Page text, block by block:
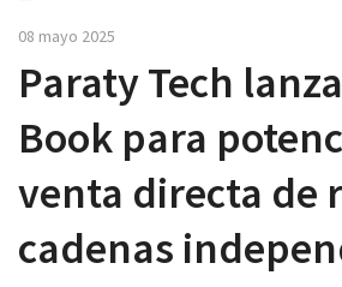
08 mayo 2025
Paraty Tech
Book para
venta directa de
cadenas